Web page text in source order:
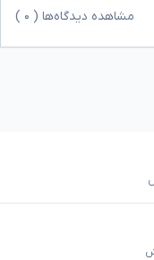
مشاهده دیدگاه‌ها ( ۰